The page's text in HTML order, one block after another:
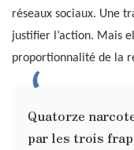
réseaux sociaux. Une
justifier l’action. Mais
proportionnalité de la
Quatorze
par les trois